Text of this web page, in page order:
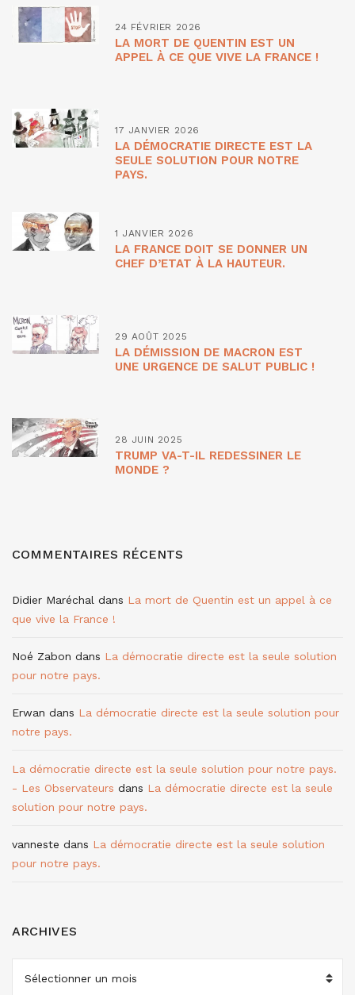
24 FÉVRIER 2026
LA MORT DE QUENTIN EST UN
APPEL À CE QUE VIVE LA FRANCE !
17 JANVIER 2026
LA DÉMOCRATIE DIRECTE EST LA
SEULE SOLUTION POUR NOTRE
PAYS.
1 JANVIER 2026
LA FRANCE DOIT SE DONNER UN
CHEF D’ETAT À LA HAUTEUR.
29 AOÛT 2025
LA DÉMISSION DE MACRON EST
UNE URGENCE DE SALUT PUBLIC !
28 JUIN 2025
TRUMP VA-T-IL REDESSINER LE
MONDE ?
COMMENTAIRES RÉCENTS
Didier Maréchal dans La mort de Quentin est un appel à ce
que vive la France !
Noé Zabon dans La démocratie directe est la seule solution
pour notre pays.
Erwan dans La démocratie directe est la seule solution pour
notre pays.
La démocratie directe est la seule solution pour notre pays.
- Les Observateurs dans La démocratie directe est la seule
solution pour notre pays.
vanneste dans La démocratie directe est la seule solution
pour notre pays.
ARCHIVES
ARCHIVES